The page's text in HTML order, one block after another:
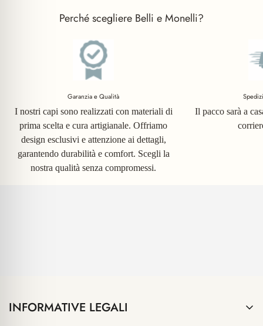
Perché scegliere Belli e Monelli?
Garanzia e Qualità
I nostri capi sono realizzati con materiali di
prima scelta e cura artigianale. Offriamo
design esclusivi e attenzione ai dettagli,
garantendo durabilità e comfort. Scegli la
nostra qualità senza compromessi.
Il pacco sarà a
INFORMATIVE LEGALI